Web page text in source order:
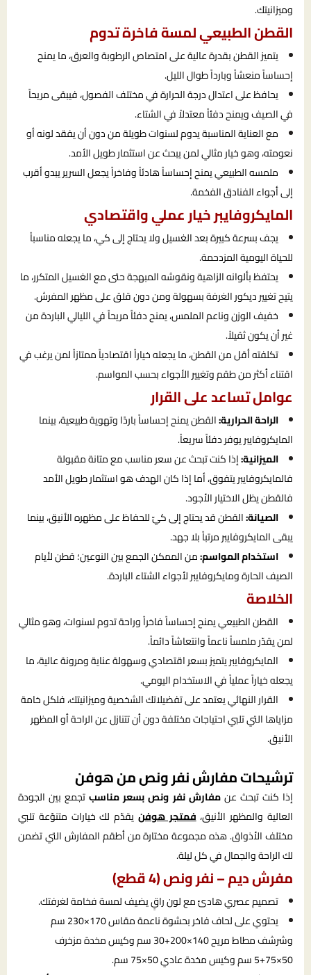
وميزانيتك.
القطن الطبيعي لمسة فاخرة تدوم
يتميز القطن بقدرة عالية على امتصاص الرطوبة والعرق، ما يمنح
إحساساً منعشاً وبارداً طوال الليل.
يحافظ على اعتدال درجة الحرارة في مختلف الفصول، فيبقى مريحاً
في الصيف ويمنح دفئاً معتدلاً في الشتاء.
مع العناية المناسبة يدوم لسنوات طويلة من دون أن يفقد لونه أو
نعومته، وهو خيار مثالي لمن يبحث عن استثمار طويل الأمد.
ملمسه الطبيعي يمنح إحساساً هادئاً وفاخراً يجعل السرير يبدو أقرب
إلى أجواء الفنادق الفخمة.
المايكروفايبر خيار عملي واقتصادي
يجف بسرعة كبيرة بعد الغسيل ولا يحتاج إلى كي، ما يجعله مناسباً
للحياة اليومية المزدحمة.
يحتفظ بألوانه الزاهية ونقوشه المبهجة حتى مع الغسيل المتكرر، ما
يتيح تغيير ديكور الغرفة بسهولة ومن دون قلق على مظهر المفرش.
خفيف الوزن وناعم الملمس، يمنح دفئاً مريحاً في الليالي الباردة من
غير أن يكون ثقيلاً.
تكلفته أقل من القطن، ما يجعله خياراً اقتصادياً ممتازاً لمن يرغب في
اقتناء أكثر من طقم وتغيير الأجواء بحسب المواسم.
عوامل تساعد على القرار
الراحة الحرارية:القطن يمنح إحساساً باردًا وتهوية طبيعية، بينما
المايكروفايبر يوفر دفئاً سريعاً.
الميزانية:إذا كنت تبحث عن سعر مناسب مع متانة مقبولة
فالمايكروفايبر يتفوق، أما إذا كان الهدف هو استثمار طويل الأمد
فالقطن يظل الاختيار الأجود.
الصيانة:القطن قد يحتاج إلى كيّ للحفاظ على مظهره الأنيق، بينما
يبقى المايكروفايبر مرتباً بلا جهد.
استخدام المواسم:من الممكن الجمع بين النوعين؛ قطن لأيام
الصيف الحارة ومايكروفايبر لأجواء الشتاء الباردة.
الخلاصة
القطن الطبيعي يمنح إحساساً فاخراً وراحة تدوم لسنوات، وهو مثالي
لمن يقدّر ملمساً ناعماً وانتعاشاً دائماً.
المايكروفايبر يتميز بسعر اقتصادي وسهولة عناية ومرونة عالية، ما
يجعله خياراً عملياً في الاستخدام اليومي.
القرار النهائي يعتمد على تفضيلاتك الشخصية وميزانيتك، فلكل خامة
مزاياها التي تلبي احتياجات مختلفة دون أن تتنازل عن الراحة أو المظهر
الأنيق.
ترشيحات مفارش نفر ونص من هوفن
إذا كنت تبحث عنمفارش نفر ونص بسعر مناسبتجمع بين الجودة
العالية والمظهر الأنيق، فمتجر هوفن يقدّم لك خيارات متنوّعة تلبي
مختلف الأذواق. هذه مجموعة مختارة من أطقم المفارش التي تضمن
لك الراحة والجمال في كل ليلة.
مفرش ديم – نفر ونص (4 قطع)
تصميم عصري هادئ مع لون راقٍ يضيف لمسة فخامة لغرفتك.
يحتوي على لحاف فاخر بحشوة ناعمة مقاس 170×230 سم
وشرشف مطاط مريح 140×200+30 سم وكيس مخدة مزخرف
50×75+5 سم وكيس مخدة عادي 50×75 سم.